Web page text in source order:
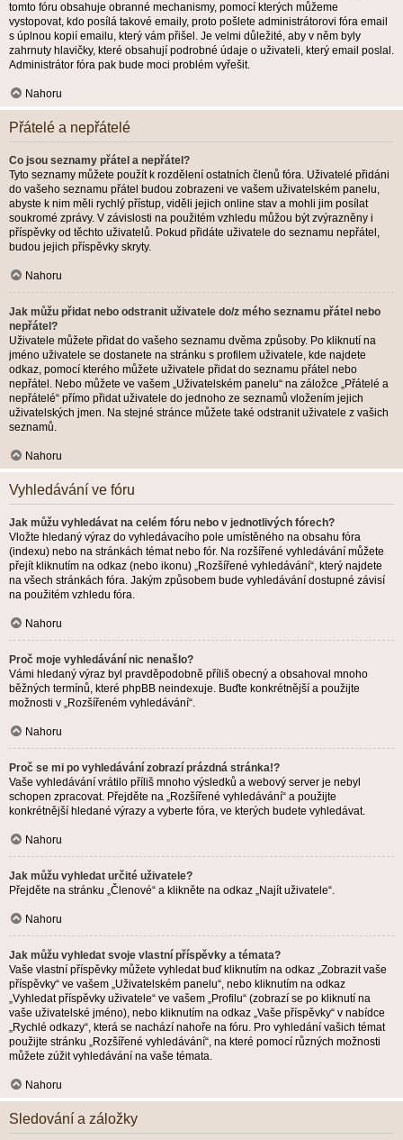
tomto fóru obsahuje obranné mechanismy, pomocí kterých můžeme
vystopovat, kdo posílá takové emaily, proto pošlete administrátorovi fóra email
s úplnou kopií emailu, který vám přišel. Je velmi důležité, aby v něm byly
zahrnuty hlavičky, které obsahují podrobné údaje o uživateli, který email poslal.
Administrátor fóra pak bude moci problém vyřešit.
Nahoru
Přátelé a nepřátelé
Co jsou seznamy přátel a nepřátel?
Tyto seznamy můžete použít k rozdělení ostatních členů fóra. Uživatelé přidáni
do vašeho seznamu přátel budou zobrazeni ve vašem uživatelském panelu,
abyste k nim měli rychlý přístup, viděli jejich online stav a mohli jim posílat
soukromé zprávy. V závislosti na použitém vzhledu můžou být zvýrazněny i
příspěvky od těchto uživatelů. Pokud přidáte uživatele do seznamu nepřátel,
budou jejich příspěvky skryty.
Nahoru
Jak můžu přidat nebo odstranit uživatele do/z mého seznamu přátel nebo
nepřátel?
Uživatele můžete přidat do vašeho seznamu dvěma způsoby. Po kliknutí na
jméno uživatele se dostanete na stránku s profilem uživatele, kde najdete
odkaz, pomocí kterého můžete uživatele přidat do seznamu přátel nebo
nepřátel. Nebo můžete ve vašem „Uživatelském panelu“ na záložce „Přátelé a
nepřátelé“ přímo přidat uživatele do jednoho ze seznamů vložením jejich
uživatelských jmen. Na stejné stránce můžete také odstranit uživatele z vašich
seznamů.
Nahoru
Vyhledávání ve fóru
Jak můžu vyhledávat na celém fóru nebo v jednotlivých fórech?
Vložte hledaný výraz do vyhledávacího pole umístěného na obsahu fóra
(indexu) nebo na stránkách témat nebo fór. Na rozšířené vyhledávání můžete
přejít kliknutím na odkaz (nebo ikonu) „Rozšířené vyhledávání“, který najdete
na všech stránkách fóra. Jakým způsobem bude vyhledávání dostupné závisí
na použitém vzhledu fóra.
Nahoru
Proč moje vyhledávání nic nenašlo?
Vámi hledaný výraz byl pravděpodobně příliš obecný a obsahoval mnoho
běžných termínů, které phpBB neindexuje. Buďte konkrétnější a použijte
možnosti v „Rozšířeném vyhledávání“.
Nahoru
Proč se mi po vyhledávání zobrazí prázdná stránka!?
Vaše vyhledávání vrátilo příliš mnoho výsledků a webový server je nebyl
schopen zpracovat. Přejděte na „Rozšířené vyhledávání“ a použijte
konkrétnější hledané výrazy a vyberte fóra, ve kterých budete vyhledávat.
Nahoru
Jak můžu vyhledat určité uživatele?
Přejděte na stránku „Členové“ a klikněte na odkaz „Najít uživatele“.
Nahoru
Jak můžu vyhledat svoje vlastní příspěvky a témata?
Vaše vlastní příspěvky můžete vyhledat buď kliknutím na odkaz „Zobrazit vaše
příspěvky“ ve vašem „Uživatelském panelu“, nebo kliknutím na odkaz
„Vyhledat příspěvky uživatele“ ve vašem „Profilu“ (zobrazí se po kliknutí na
vaše uživatelské jméno), nebo kliknutím na odkaz „Vaše příspěvky“ v nabídce
„Rychlé odkazy“, která se nachází nahoře na fóru. Pro vyhledání vašich témat
použijte stránku „Rozšířené vyhledávání“, na které pomocí různých možnosti
můžete zúžit vyhledávání na vaše témata.
Nahoru
Sledování a záložky